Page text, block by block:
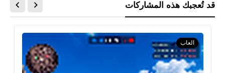
قد تُعجبك هذه المشاركات
العاب